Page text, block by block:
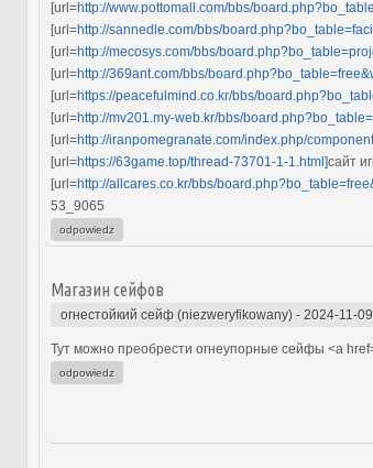
[url=http://www.pottomall.com/bbs/
[url=http://sannedle.com/bbs/
[url=http://mecosys.com/bbs/
[url=http://369ant.com/bbs/
[url=https://peacefulmind.co.kr/bbs/
[url=http://mv201.my-web.kr/bbs/
[url=http://iranpomegranate.com/index.php/
[url=https://63game.top/thread-73701-1-1.html]сайт
[url=http://allcares.co.kr/bbs/
53_9065
odpowiedz
Магазин сейфов
огнестойкий сейф (niezweryfikowany) - 2024-11-
Тут можно преобрести огнеупорные сейфы <a
odpowiedz